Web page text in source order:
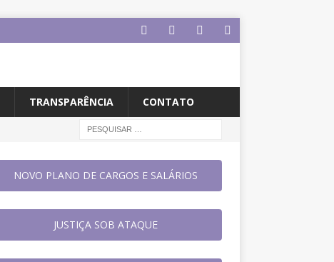
TRANSPARÊNCIA CONTATO
NOVO PLANO DE CARGOS E SALÁRIOS
JUSTIÇA SOB ATAQUE